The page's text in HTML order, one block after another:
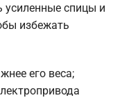
усиленные спицы и
избежать
его веса;